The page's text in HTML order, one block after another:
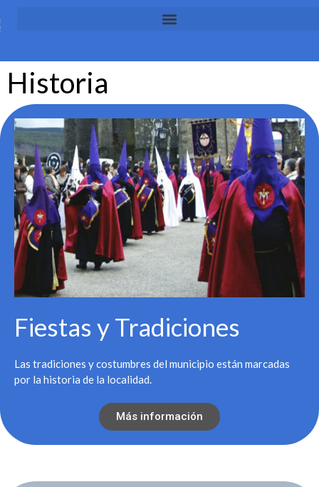
Historia
Fiestas y Tradiciones
Las tradiciones y costumbres del municipio están marcadas
por la historia de la localidad.
Más información